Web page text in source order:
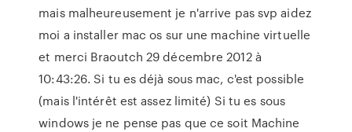
mais malheureusement je n'arrive pas svp aidez
moi a installer mac os sur une machine virtuelle
et merci Braoutch 29 décembre 2012 à
10:43:26. Si tu es déjà sous mac, c'est possible
(mais l'intérêt est assez limité) Si tu es sous
windows je ne pense pas que ce soit Machine